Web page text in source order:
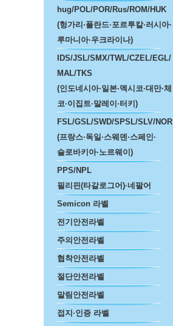
hug/POL/POR/Rus/ROM/HUK
(헝가리·폴란드·포르투칼·러시아·
루마니아·우크라이나)
IDS/JSL/SMX/TWL/CZEL/EGL/
MAL/TKS
(인도네시아·일본·멕시코·대만·체
코·이집트·말레이·터키)
FSL/GSL/SWD/SPSL/SLV/NOR
(프랑스·독일·스웨덴·스페인·
슬로바키아·노르웨이)
PPS/NPL
필리핀(타갈로그어)·네팔어
Semicon 라벨
전기안전라벨
주의안전라벨
협착안전라벨
절단안전라벨
말림안전라벨
접지·인증 라벨